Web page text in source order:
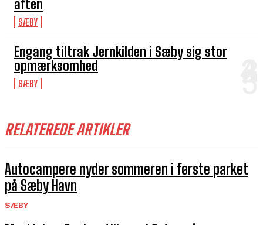
aften
SÆBY
Engang tiltrak Jernkilden i Sæby sig stor
opmærksomhed
SÆBY
RELATEREDE ARTIKLER
Autocampere nyder sommeren i første parket
på Sæby Havn
SÆBY